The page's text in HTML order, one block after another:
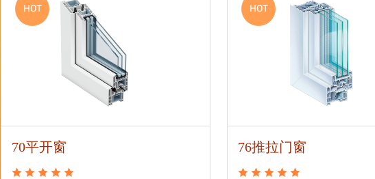
HOT
70平开窗
HOT
76推拉门窗